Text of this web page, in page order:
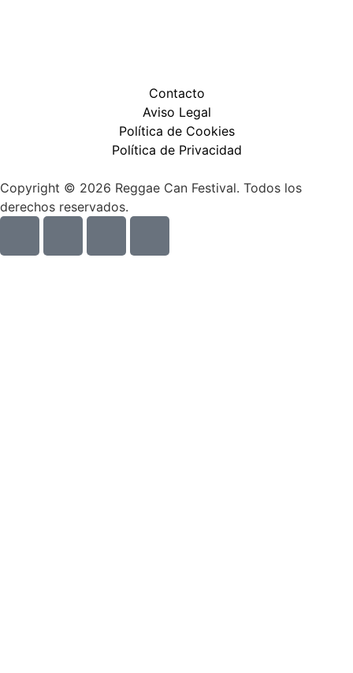
Contacto
Aviso Legal
Política de Cookies
Política de Privacidad
Copyright © 2026 Reggae Can Festival. Todos los
derechos reservados.